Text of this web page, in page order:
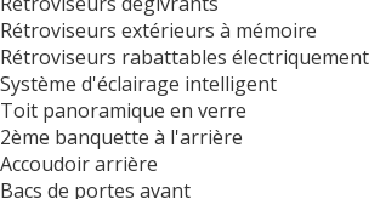
Rétroviseurs extérieurs à mémoire
Rétroviseurs rabattables électriquement
Système d'éclairage intelligent
Toit panoramique en verre
2ème banquette à l'arrière
Accoudoir arrière
Bacs de portes avant